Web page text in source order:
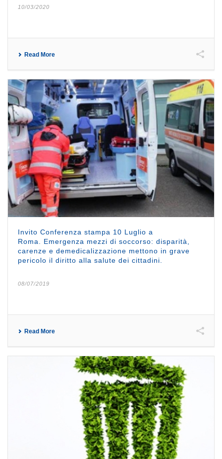
10/03/2020
Read More
Invito Conferenza stampa 10 Luglio a
Roma. Emergenza mezzi di soccorso: disparità,
carenze e demedicalizzazione mettono in grave
pericolo il diritto alla salute dei cittadini.
08/07/2019
Read More